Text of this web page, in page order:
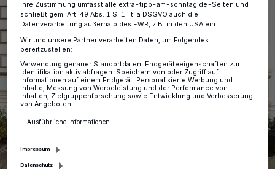
Ihre Zustimmung umfasst alle extra-tipp-am-sonntag.de-Seiten und
schließt gem. Art. 49 Abs. 1 S. 1 lit. a DSGVO auch die
Datenverarbeitung außerhalb des EWR, z.B. in den USA ein.
Wir und unsere Partner verarbeiten Daten, um Folgendes
bereitzustellen:
Verwendung genauer Standortdaten. Endgeräteeigenschaften zur
Identifikation aktiv abfragen. Speichern von oder Zugriff auf
Informationen auf einem Endgerät. Personalisierte Werbung und
Inhalte, Messung von Werbeleistung und der Performance von
Inhalten, Zielgruppenforschung sowie Entwicklung und Verbesserung
von Angeboten.
Ausführliche Informationen
Impressum
Datenschutz